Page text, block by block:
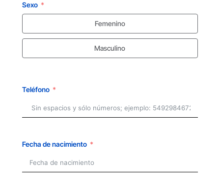
Sexo
Femenino
Masculino
Teléfono
Fecha de nacimiento